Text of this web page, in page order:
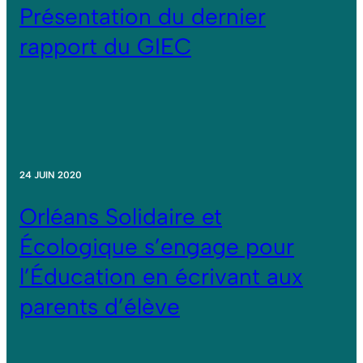
Présentation du dernier
rapport du GIEC
24 JUIN 2020
Orléans Solidaire et
Écologique s’engage pour
l’Éducation en écrivant aux
parents d’élève